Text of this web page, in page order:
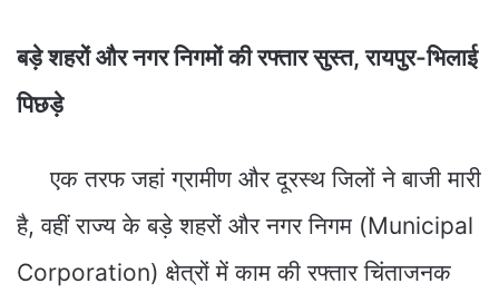
​बड़े शहरों और नगर निगमों की रफ्तार सुस्त, रायपुर-भिलाई
पिछड़े
​एक तरफ जहां ग्रामीण और दूरस्थ जिलों ने बाजी मारी
है, वहीं राज्य के बड़े शहरों और नगर निगम (Municipal
Corporation) क्षेत्रों में काम की रफ्तार चिंताजनक